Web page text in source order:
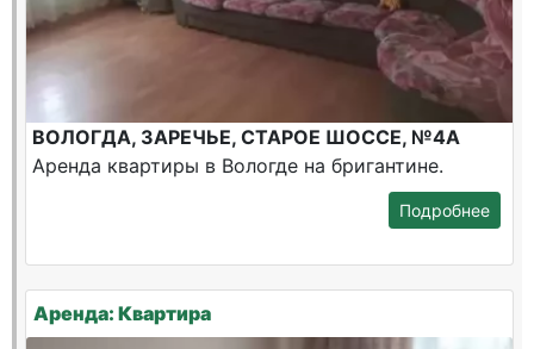
ВОЛОГДА, ЗАРЕЧЬЕ, СТАРОЕ ШОССЕ, №4А
Аренда квартиры в Вологде на бригантине.
Подробнее
Аренда: Квартира